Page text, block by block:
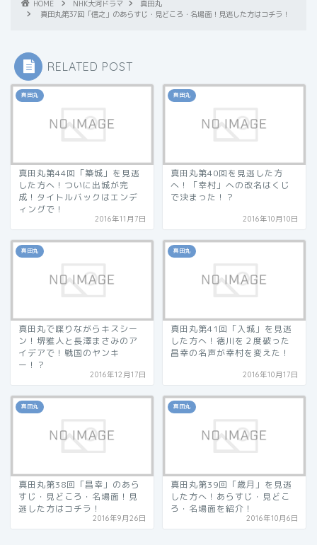
HOME NHK大河ドラマ
真田丸
真田丸第37回「信之」のあらすじ・見どころ・名場面！見逃した方はコチラ！
RELATED POST
真田丸
真田丸第44回「築城」を見逃
した方へ！ついに出城が完
成！タイトルバックはエンデ
ィングで！
2016年11月7日
真田丸
真田丸第40回を見逃した方
へ！「幸村」への改名はくじ
で決まった！？
2016年10月10日
真田丸
真田丸で喋りながらキスシー
ン！堺雅人と長澤まさみのア
イデアで！戦国のヤンキ
ー！？
2016年12月17日
真田丸
真田丸第41回「入城」を見逃
した方へ！徳川を２度破った
昌幸の名声が幸村を変えた！
2016年10月17日
真田丸
真田丸第38回「昌幸」のあら
すじ・見どころ・名場面！見
逃した方はコチラ！
2016年9月26日
真田丸
真田丸第39回「歳月」を見逃
した方へ！あらすじ・見どこ
ろ・名場面を紹介！
2016年10月6日